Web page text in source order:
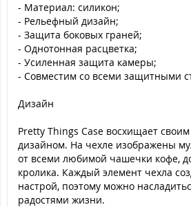
- Материал: силикон;
- Рельефный дизайн;
- Защита боковых граней;
- Однотонная расцветка;
- Усиленная защита камеры;
- Совместим со всеми защитными
Дизайн
Pretty Things Case восхищает
дизайном. На чехле изображены
от всеми любимой чашечки кофе,
кролика. Каждый элемент чехла
настрой, поэтому можно
радостями жизни.